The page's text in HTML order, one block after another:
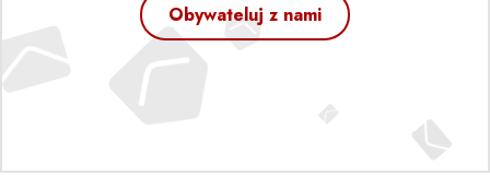
Obywateluj z nami